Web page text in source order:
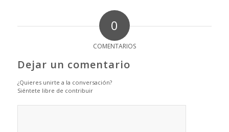
0
COMENTARIOS
Dejar un comentario
¿Quieres unirte a la conversación?
Siéntete libre de contribuir